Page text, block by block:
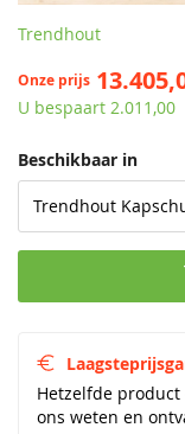
Trendhout
Onze prijs
U bespaart 2.011,00
Beschikbaar in
Hetzelfde product
ons weten en